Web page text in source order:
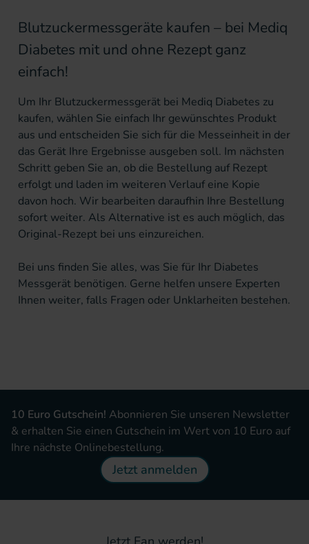
Blutzuckermessgeräte kaufen – bei Mediq
Diabetes mit und ohne Rezept ganz
einfach!
Um Ihr Blutzuckermessgerät bei Mediq Diabetes zu
kaufen, wählen Sie einfach Ihr gewünschtes Produkt
aus und entscheiden Sie sich für die Messeinheit in der
das Gerät Ihre Ergebnisse ausgeben soll. Im nächsten
Schritt geben Sie an, ob die Bestellung auf Rezept
erfolgt und laden im weiteren Verlauf eine Kopie
davon hoch. Wir bearbeiten daraufhin Ihre Bestellung
sofort weiter. Als Alternative ist es auch möglich, das
Original-Rezept bei uns einzureichen.
Bei uns finden Sie alles, was Sie für Ihr Diabetes
Messgerät benötigen. Gerne helfen unsere Experten
Ihnen weiter, falls Fragen oder Unklarheiten bestehen.
10 Euro Gutschein! Abonnieren Sie unseren Newsletter
& erhalten Sie einen Gutschein im Wert von 10 Euro auf
Ihre nächste Onlinebestellung.
Jetzt anmelden